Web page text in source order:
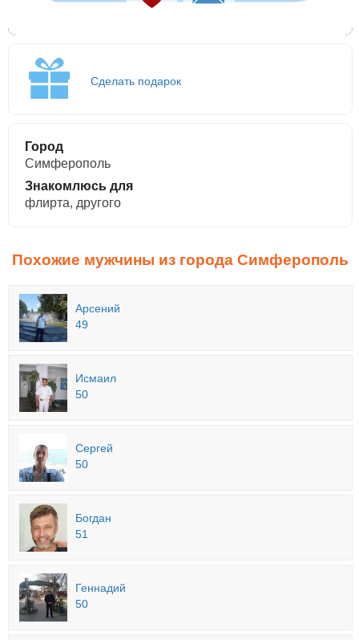
Сделать подарок
Город
Симферополь
Знакомлюсь для
флирта, другого
Похожие мужчины из города Симферополь
Арсений
49
Исмаил
50
Сергей
50
Богдан
51
Геннадий
50